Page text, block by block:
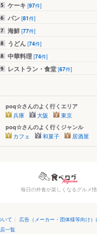
ケーキ [97件]
パン [81件]
海鮮 [77件]
うどん [74件]
中華料理 [74件]
レストラン・食堂 [67件]
poq☆さんのよく行くエリア
兵庫 大阪 東京
poq☆さんのよく行くジャンル
カフェ 和菓子 居酒屋
毎日の外食が楽しくなるグルメ
いて | 広告（メーカー・団体様等向け）
一覧